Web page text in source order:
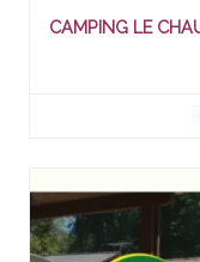
CAMPING LE